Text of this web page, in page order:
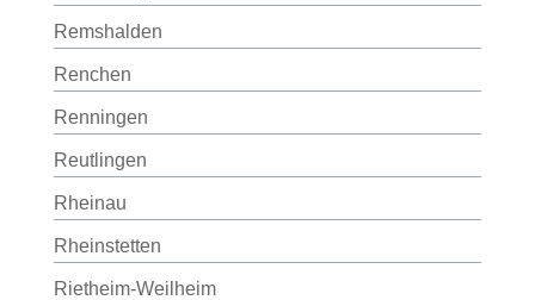
Remshalden
Renchen
Renningen
Reutlingen
Rheinau
Rheinstetten
Rietheim-Weilheim